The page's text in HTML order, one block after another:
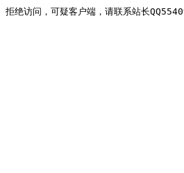
拒绝访问，可疑客户端，请联系站长